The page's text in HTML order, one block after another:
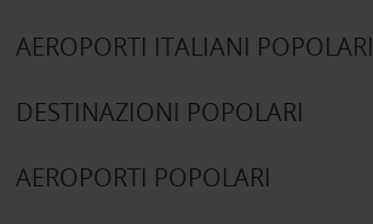
AEROPORTI ITALIANI POPOLARI
DESTINAZIONI POPOLARI
AEROPORTI POPOLARI